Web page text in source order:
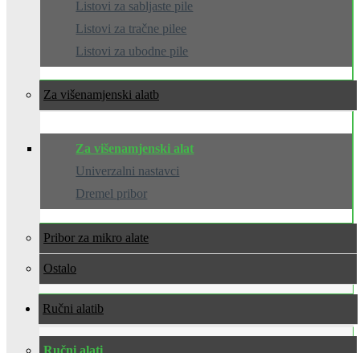
Listovi za sabljaste pile
Listovi za tračne pilee
Listovi za ubodne pile
Za višenamjenski alat
Za višenamjenski alat
Univerzalni nastavci
Dremel pribor
Pribor za mikro alate
Ostalo
Ručni alati